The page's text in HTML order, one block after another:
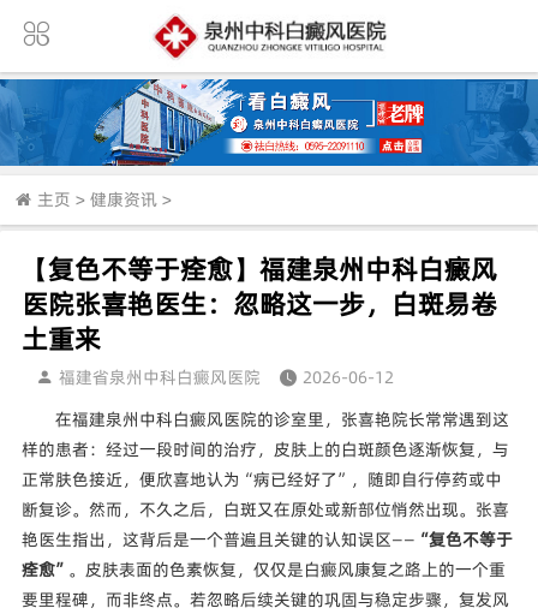
主页 > 健康资讯 >
【复色不等于痊愈】福建泉州中科白癜风
医院张喜艳医生：忽略这一步，白斑易卷
土重来
福建省泉州中科白癜风医院
2026-06-12
在福建泉州中科白癜风医院的诊室里，张喜艳院长常常遇到这
样的患者：经过一段时间的治疗，皮肤上的白斑颜色逐渐恢复，与
正常肤色接近，便欣喜地认为“病已经好了”，随即自行停药或中
断复诊。然而，不久之后，白斑又在原处或新部位悄然出现。张喜
艳医生指出，这背后是一个普遍且关键的认知误区—— “复色不等于
痊愈” 。皮肤表面的色素恢复，仅仅是白癜风康复之路上的一个重
要里程碑，而非终点。若忽略后续关键的巩固与稳定步骤，复发风